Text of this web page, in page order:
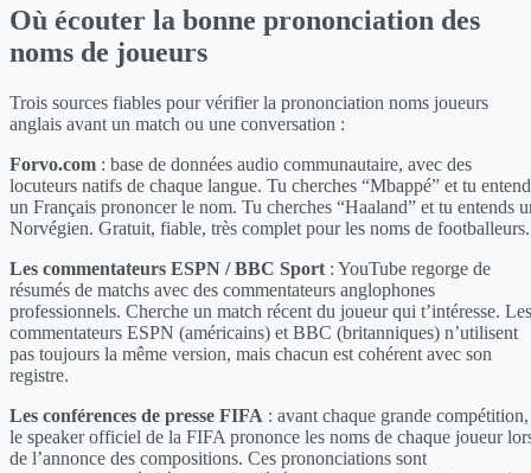
Où écouter la bonne prononciation des
noms de joueurs
Trois sources fiables pour vérifier la prononciation noms joueurs
anglais avant un match ou une conversation :
Forvo.com : base de données audio communautaire, avec des
locuteurs natifs de chaque langue. Tu cherches “Mbappé” et tu
un Français prononcer le nom. Tu cherches “Haaland” et tu entends
Norvégien. Gratuit, fiable, très complet pour les noms de footballeurs.
Les commentateurs ESPN / BBC Sport : YouTube regorge de
résumés de matchs avec des commentateurs anglophones
professionnels. Cherche un match récent du joueur qui t’intéresse. Les
commentateurs ESPN (américains) et BBC (britanniques) n’utilisent
pas toujours la même version, mais chacun est cohérent avec son
registre.
Les conférences de presse FIFA : avant chaque grande compétition,
le speaker officiel de la FIFA prononce les noms de chaque joueur
de l’annonce des compositions. Ces prononciations sont